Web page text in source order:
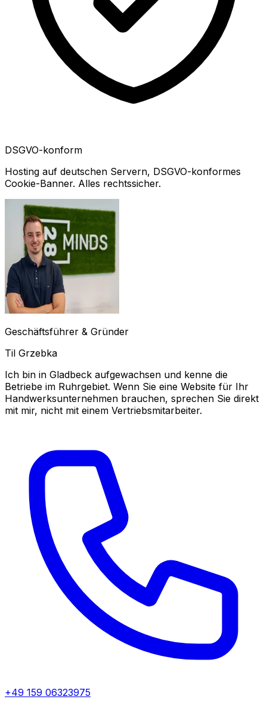
DSGVO-konform
Hosting auf deutschen Servern, DSGVO-konformes
Cookie-Banner. Alles rechtssicher.
Geschäftsführer & Gründer
Til Grzebka
Ich bin in Gladbeck aufgewachsen und kenne die
Betriebe im Ruhrgebiet. Wenn Sie eine Website für Ihr
Handwerksunternehmen brauchen, sprechen Sie direkt
mit mir, nicht mit einem Vertriebsmitarbeiter.
+49 159 06323975